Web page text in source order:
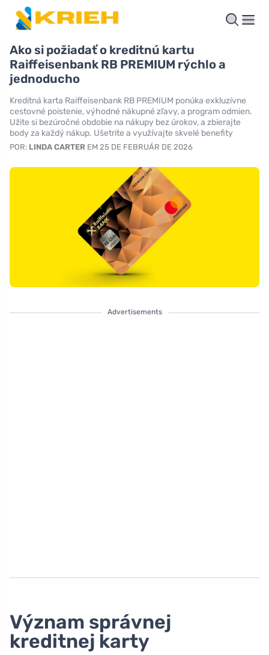
Ako si požiadať o kreditnú kartu
Raiffeisenbank RB PREMIUM rýchlo a
jednoducho
Kreditná karta Raiffeisenbank RB PREMIUM ponúka exkluzívne
cestovné poistenie, výhodné nákupné zľavy, a program odmien.
Užite si bezúročné obdobie na nákupy bez úrokov, a zbierajte
body za každý nákup. Ušetrite a využívajte skvelé benefity
POR: LINDA CARTER EM 25 DE FEBRUÁR DE 2026
Advertisements
Význam správnej
kreditnej karty